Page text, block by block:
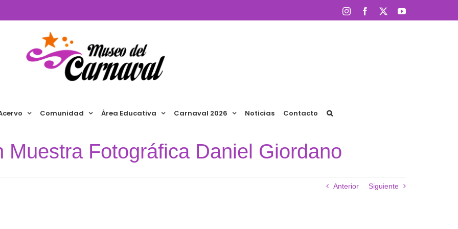
InstagramFacebook YouTube
Comunidad Área Educativa Carnaval 2026 Noticias Contacto
Muestra Fotográfica Daniel Giordano
Anterior Siguiente